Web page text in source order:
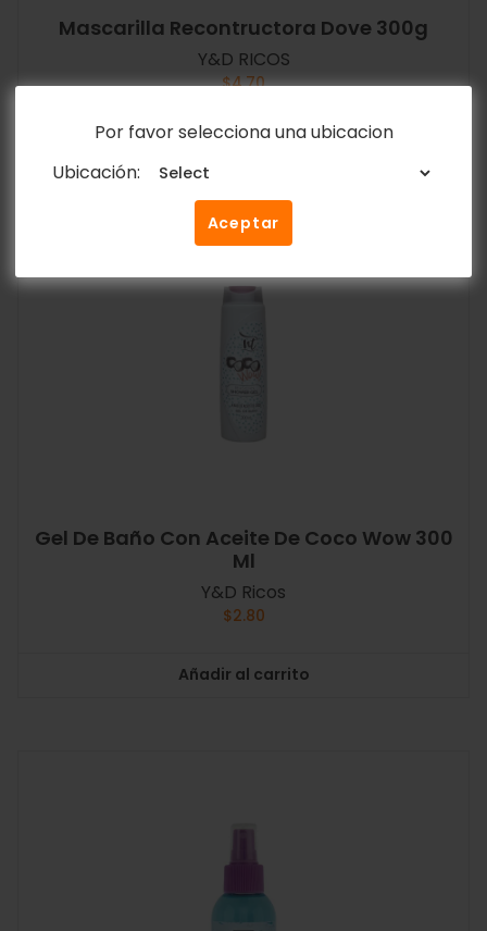
Por favor selecciona una ubicacion
Ubicación:
Aceptar
Mascarilla Recontructora Dove 300g
Y&D RICOS
$4.70
Añadir al carrito
Gel De Baño Con Aceite De Coco Wow 300
Ml
Y&D Ricos
$2.80
Añadir al carrito